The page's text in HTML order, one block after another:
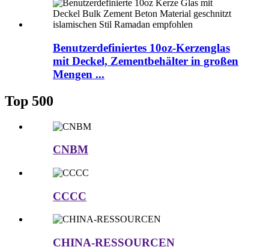
Benutzerdefiniertes 10oz-Kerzenglas
mit Deckel, Zementbehälter in großen
Mengen ...
Top 500
CNBM
CCCC
CHINA-RESSOURCEN